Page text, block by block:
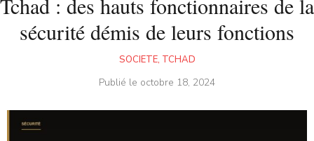
Tchad : des hauts fonctionnaires de la
sécurité démis de leurs fonctions
SOCIETE, TCHAD
Publié le octobre 18, 2024